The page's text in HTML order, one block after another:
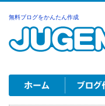
無料ブログをかんたん作成